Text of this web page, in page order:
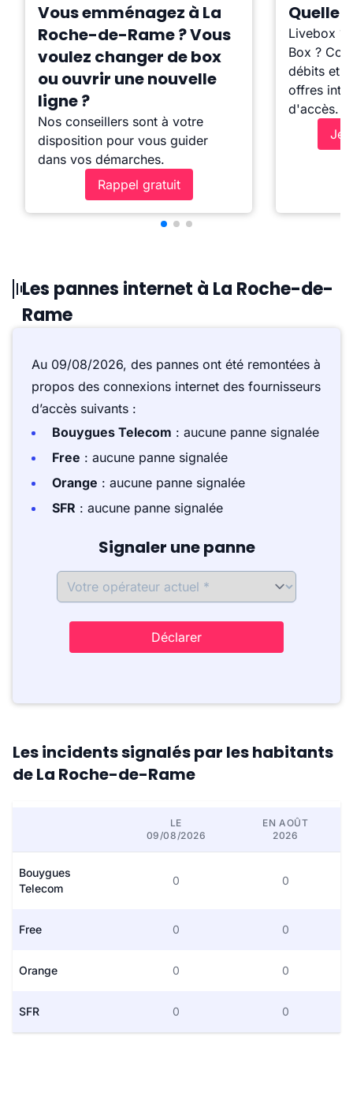
Vous emménagez à La
Roche-de-Rame ? Vous
voulez changer de box
ou ouvrir une nouvelle
ligne ?
Nos conseillers sont à votre
disposition pour vous guider
dans vos démarches.
Rappel gratuit
Quelle
Livebox ?
Box ?
débits et
offres
d'accès.
Je
Les pannes internet à La Roche-de-
Rame
Au 09/08/2026, des pannes ont été remontées à
propos des connexions internet des fournisseurs
d’accès suivants :
Bouygues Telecom : aucune panne signalée
Free : aucune panne signalée
Orange : aucune panne signalée
SFR : aucune panne signalée
Signaler une panne
Déclarer
Les incidents signalés par les habitants
de La Roche-de-Rame
LE
09/08/2026
EN AOÛT
2026
Bouygues
Telecom
0 0
Free 0 0
Orange 0 0
SFR 0 0